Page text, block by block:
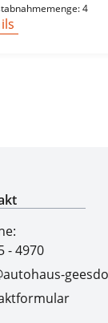
und Aber! 🚗 Jetzt Reifen
& risikofrei
4
- 4970